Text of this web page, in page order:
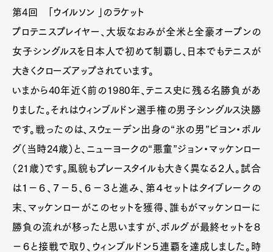
第4回 「ウイルソン 」のラケット
プロテニスプレイヤー、大坂なおみが全米と全豪オープンの
女子シングルスを日本人で初めて制覇し、日本でもテニスが
大きくクローズアップされています。
いまから40年近く前の1980年、テニス史に残る名勝負があ
りました。それはウィンブルドン選手権の男子シングルス決勝
です。戦ったのは、スウェーデン出身の“氷の男”ビヨン・ボル
グ（当時24歳）と、ニューヨークの“悪童”ジョン・マッケンロー
（21歳）です。風貌もプレースタイルも大きく異なる２人。試合
は１−６、７−５、６−３と進み、第４セットはタイブレークの
末、マッケンローがこのセットを獲得、誰もがマッケンローに
勝負の流れが移ったと思いますが、ボルグが最終セットを８
−６と接戦で取り、ウィンブルドン５連覇を達成しました。時